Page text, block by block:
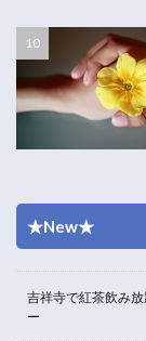
★New★
吉祥寺で紅茶飲み
ー